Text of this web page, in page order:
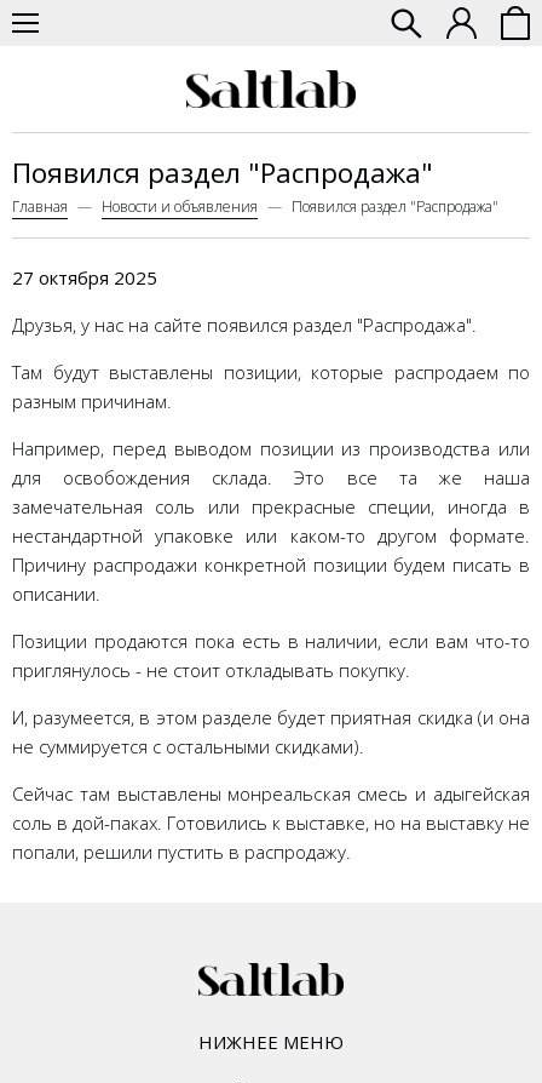
Появился раздел "Распродажа"
Главная Новости и объявления Появился раздел "Распродажа"
27 октября 2025
Друзья, у нас на сайте появился раздел "Распродажа".
Там будут выставлены позиции, которые распродаем по
разным причинам.
Например, перед выводом позиции из производства или
для освобождения склада. Это все та же наша
замечательная соль или прекрасные специи, иногда в
нестандартной упаковке или каком-то другом формате.
Причину распродажи конкретной позиции будем писать в
описании.
Позиции продаются пока есть в наличии, если вам что-то
приглянулось - не стоит откладывать покупку.
И, разумеется, в этом разделе будет приятная скидка (и она
не суммируется с остальными скидками).
Сейчас там выставлены монреальская смесь и адыгейская
соль в дой-паках. Готовились к выставке, но на выставку не
попали, решили пустить в распродажу.
НИЖНЕЕ МЕНЮ